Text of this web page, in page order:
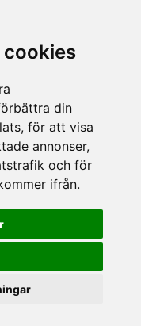
cookies
din
för att visa
annonser,
och för
ifrån.